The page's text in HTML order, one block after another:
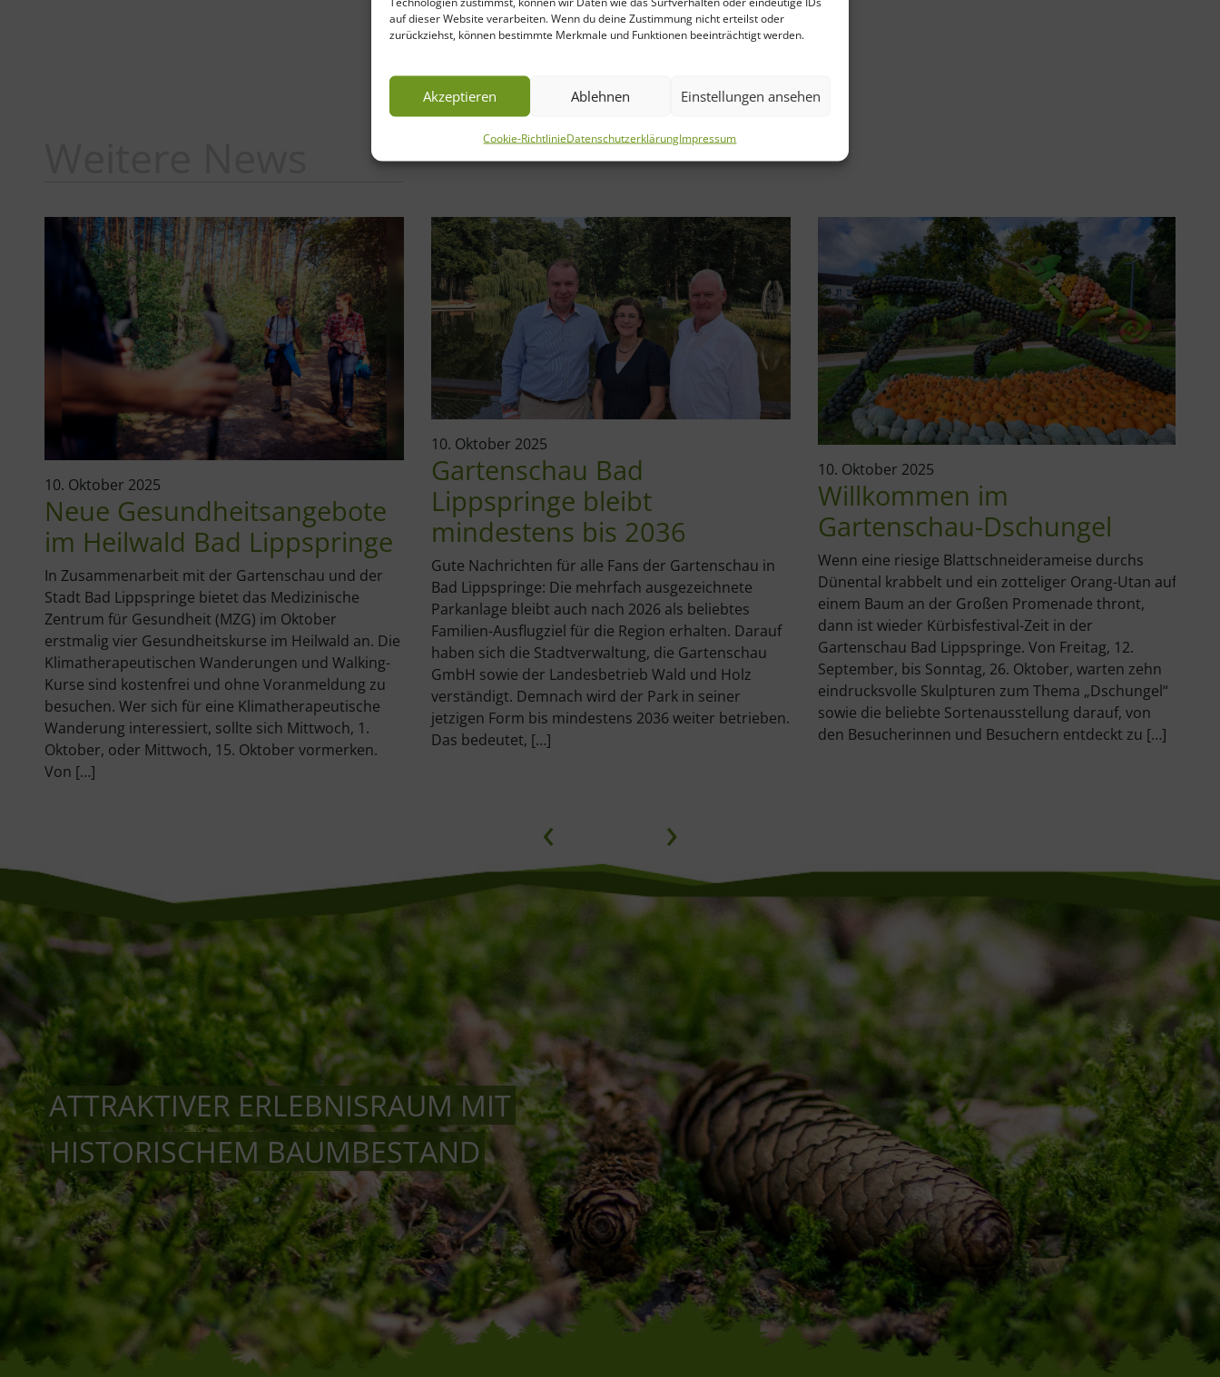
auf dieser Website verarbeiten. Wenn du deine Zustimmung nicht erteilst oder
zurückziehst, können bestimmte Merkmale und Funktionen beeinträchtigt werden.
Akzeptieren Ablehnen Einstellungen ansehen
Cookie-RichtlinieDatenschutzerklärungImpressum
10. Oktober 2025
Neue Gesundheitsangebote
im Heilwald Bad Lippspringe
In Zusammenarbeit mit der Gartenschau und der
Stadt Bad Lippspringe bietet das Medizinische
Zentrum für Gesundheit (MZG) im Oktober
erstmalig vier Gesundheitskurse im Heilwald an. Die
Klimatherapeutischen Wanderungen und Walking-
Kurse sind kostenfrei und ohne Voranmeldung zu
besuchen. Wer sich für eine Klimatherapeutische
Wanderung interessiert, sollte sich Mittwoch, 1.
Oktober, oder Mittwoch, 15. Oktober vormerken.
Von […]
10. Oktober 2025
Gartenschau Bad
Lippspringe bleibt
mindestens bis 2036
Gute Nachrichten für alle Fans der Gartenschau in
Bad Lippspringe: Die mehrfach ausgezeichnete
Parkanlage bleibt auch nach 2026 als beliebtes
Familien-Ausflugziel für die Region erhalten. Darauf
haben sich die Stadtverwaltung, die Gartenschau
GmbH sowie der Landesbetrieb Wald und Holz
verständigt. Demnach wird der Park in seiner
jetzigen Form bis mindestens 2036 weiter betrieben.
Das bedeutet, […]
10. Oktober 2025
Willkommen im
Gartenschau-Dschungel
Wenn eine riesige Blattschneiderameise durchs
Dünental krabbelt und ein zotteliger Orang-Utan auf
einem Baum an der Großen Promenade thront,
dann ist wieder Kürbisfestival-Zeit in der
Gartenschau Bad Lippspringe. Von Freitag, 12.
September, bis Sonntag, 26. Oktober, warten zehn
eindrucksvolle Skulpturen zum Thema „Dschungel“
sowie die beliebte Sortenausstellung darauf, von
den Besucherinnen und Besuchern entdeckt zu […]
‹ ›
ATTRAKTIVER ERLEBNISRAUM MIT
HISTORISCHEM BAUMBESTAND